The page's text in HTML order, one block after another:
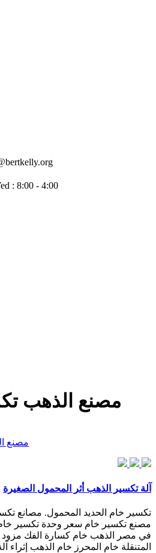
: 8:00 - 4:00
مصنع الذهب
مصنع
آلة تكسير الذهب أثر المحمول الصغيرة
تكسير خام الحديد المحمول. مصانع
في مصر الذهب خام كسارة الفك مزود
المتنقلة خام المحرز خام الذهب إثراء